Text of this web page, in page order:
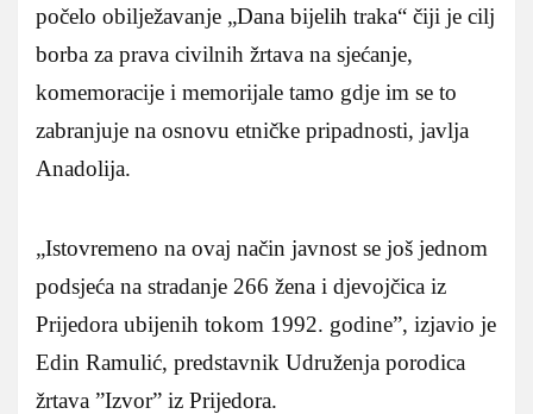
počelo obilježavanje „Dana bijelih traka“ čiji je cilj
borba za prava civilnih žrtava na sjećanje,
komemoracije i memorijale tamo gdje im se to
zabranjuje na osnovu etničke pripadnosti, javlja
Anadolija.
„Istovremeno na ovaj način javnost se još jednom
podsjeća na stradanje 266 žena i djevojčica iz
Prijedora ubijenih tokom 1992. godine”, izjavio je
Edin Ramulić, predstavnik Udruženja porodica
žrtava ”Izvor” iz Prijedora.